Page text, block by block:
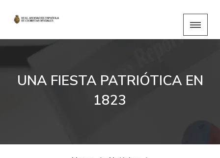
UNA FIESTA PATRIÓTICA EN
1823